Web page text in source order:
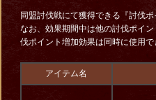
同盟討伐戦にて獲得できる『討伐ポ
なお、効果期間中は他の討伐ポイ
伐ポイント増加効果は同時に使用で
アイテム名